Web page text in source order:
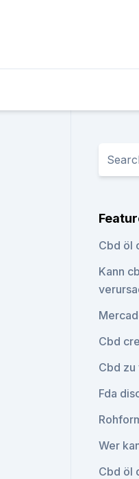
Cbd öl
Kann
Cbd
Cbd zu
Fda
Wer
Cbd öl